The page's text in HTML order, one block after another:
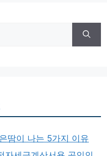
땀이 나는 5가지 이유